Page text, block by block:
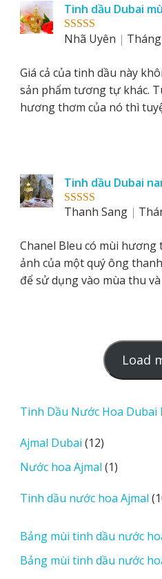
Rated5out
Tinh dầu Dubai
Nhã Uyên
Giá cả của tinh dầu này
sản phẩm tương tự khác.
hương thơm của nó thì
Rated5out
Tinh dầu Dubai
Thanh Sang
Chanel Bleu có mùi hương
ảnh của một quý ông
để sử dụng vào mùa thu
Load
Tinh Dầu Nước Hoa Dubai
Ajmal Dubai 1212
sản
phẩm
Nước hoa Ajmal 11
phẩm
Tinh dầu nước hoa Ajmal
Bảng mùi tinh dầu nước
Bảng mùi tinh dầu nước